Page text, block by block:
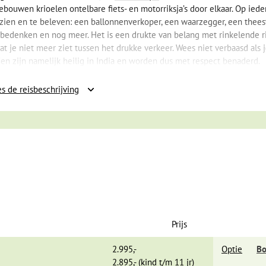
krioelen ontelbare fiets- en motorriksja’s door elkaar. Op
en te beleven: een ballonnenverkoper, een waarzegger, een
en nog meer. Het is een drukte van belang met rinkelende
je niet meer ziet tussen het drukke verkeer. Wees niet verbaasd als
zijn namelijk heilig in India en worden dus met respect benaderd.
en historische overheidsgebouwen.
zich rond de India Gate om te eten
zijn het graf van Humayun, de enorme minaret Qutab Minar
ons centraal gelegen 5-sterren hotel met zwembad een goede
center. Het is prettig gelegen in de levendige wijk Karol Bagh,
tempel. Ook het presidentieel paleis is niet ver.
de reisbeschrijving
Prijs
2.995,-
2.895,- (kind t/m 11 jr)
Optie